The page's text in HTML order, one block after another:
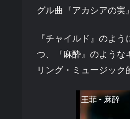
グル曲『アカシアの実
『チャイルド』のよ
つ、『麻酔』のような
リング・ミュージック
王菲 - 麻醉